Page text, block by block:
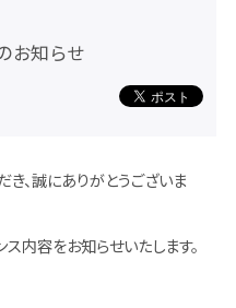
お知らせ
き、誠にありがとうございま
内容をお知らせいたします。